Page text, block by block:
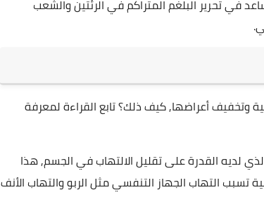
في تحرير البلغم المتراكم في الرئتين والشعب
وتخفيف أعراضها, كيف ذلك؟ تابع القراءة لمعرفة
لديه القدرة على تقليل الالتهاب في الجسم, هذا
التهاب الجهاز التنفسي مثل الربو والتهاب الأنف